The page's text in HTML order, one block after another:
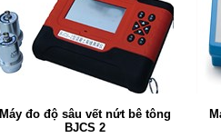
Máy đo độ sâu vết nứt bê tông
BJCS 2